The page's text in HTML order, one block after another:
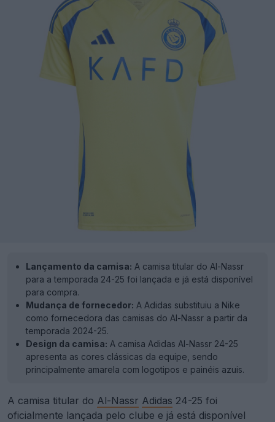
Lançamento da camisa: A camisa titular do Al-Nassr
para a temporada 24-25 foi lançada e já está disponível
para compra.
Mudança de fornecedor: A Adidas substituiu a Nike
como fornecedora das camisas do Al-Nassr a partir da
temporada 2024-25.
Design da camisa: A camisa Adidas Al-Nassr 24-25
apresenta as cores clássicas da equipe, sendo
principalmente amarela com logotipos e painéis azuis.
A camisa titular do Al-Nassr Adidas 24-25 foi
oficialmente lançada pelo clube e já está disponível